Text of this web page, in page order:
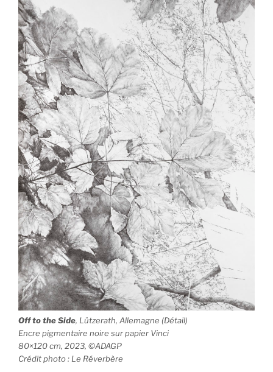
Off to the Side, Lützerath, Allemagne (Détail)
Encre pigmentaire noire sur papier Vinci
80×120 cm, 2023, ©ADAGP
Crédit photo : Le Réverbère